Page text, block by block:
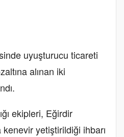
uyuşturucu ticareti
alınan iki
ekipleri, Eğirdir
yetiştirildiği ihbarı